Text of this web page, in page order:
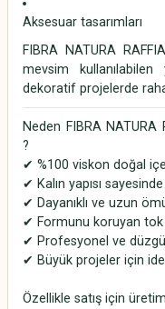
Aksesuar tasarımları
FIBRA NATURA
mevsim
dekoratif projelerde
Neden FIBRA NATURA
?
✔ %100 viskon doğal
✔ Kalın yapısı sayesinde
✔ Dayanıklı ve uzun
✔ Formunu koruyan
✔ Profesyonel ve
✔ Büyük projeler için
Özellikle satış için